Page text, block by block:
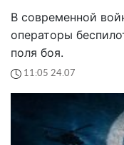
В современной
операторы
поля боя.
11:05 24.07